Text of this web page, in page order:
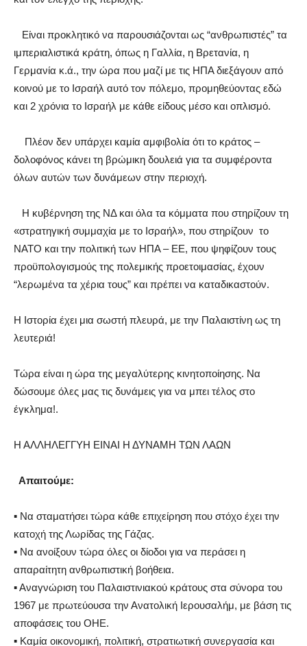
Είναι προκλητικό να παρουσιάζονται ως “ανθρωπιστές” τα
ιμπεριαλιστικά κράτη, όπως η Γαλλία, η Βρετανία, η
Γερμανία κ.ά., την ώρα που μαζί με τις ΗΠΑ διεξάγουν από
κοινού με το Ισραήλ αυτό τον πόλεμο, προμηθεύοντας εδώ
και 2 χρόνια το Ισραήλ με κάθε είδους μέσο και οπλισμό.
Πλέον δεν υπάρχει καμία αμφιβολία ότι το κράτος –
δολοφόνος κάνει τη βρώμικη δουλειά για τα συμφέροντα
όλων αυτών των δυνάμεων στην περιοχή.
Η κυβέρνηση της ΝΔ και όλα τα κόμματα που στηρίζουν τη
«στρατηγική συμμαχία με το Ισραήλ», που στηρίζουν το
ΝΑΤΟ και την πολιτική των ΗΠΑ – ΕΕ, που ψηφίζουν τους
προϋπολογισμούς της πολεμικής προετοιμασίας, έχουν
“λερωμένα τα χέρια τους” και πρέπει να καταδικαστούν.
Η Ιστορία έχει μια σωστή πλευρά, με την Παλαιστίνη ως τη
λευτεριά!
Τώρα είναι η ώρα της μεγαλύτερης κινητοποίησης. Να
δώσουμε όλες μας τις δυνάμεις για να μπει τέλος στο
έγκλημα!.
Η ΑΛΛΗΛΕΓΓΥΗ ΕΙΝΑΙ Η ΔΥΝΑΜΗ ΤΩΝ ΛΑΩΝ
Απαιτούμε:
▪ Να σταματήσει τώρα κάθε επιχείρηση που στόχο έχει την
κατοχή της Λωρίδας της Γάζας.
▪ Να ανοίξουν τώρα όλες οι δίοδοι για να περάσει η
απαραίτητη ανθρωπιστική βοήθεια.
▪Αναγνώριση του Παλαιστινιακού κράτους στα σύνορα του
1967 με πρωτεύουσα την Ανατολική Ιερουσαλήμ, με βάση τις
αποφάσεις του ΟΗΕ.
▪ Καμία οικονομική, πολιτική, στρατιωτική συνεργασία και